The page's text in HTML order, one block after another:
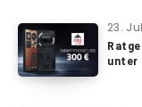
23.
unter